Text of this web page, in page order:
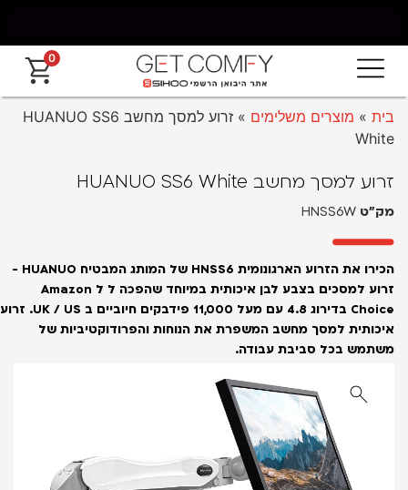
משלוח חינם מאילת עד החרמון עד 5 ימי עסקים
0
בית » מוצרים משלימים »
זרוע למסך מחשב HUANUO SS6
White
זרוע למסך מחשב HUANUO SS6 White
מק״ט HNSS6W
הכירו את הזרוע הארגונומית HNSS6 של המותג המבטיח HUANUO -
זרוע למסכים בצבע לבן איכותית במיוחד שהפכה ל ל Amazon
Choice בדירוג 4.8 עם מעל 11,000 פידבקים חיוביים ב UK / US.
זרוע
איכותית למסך מחשב המשפרת את הנוחות והפרודוקטיביות של
משתמש בכל סביבת עבודה.